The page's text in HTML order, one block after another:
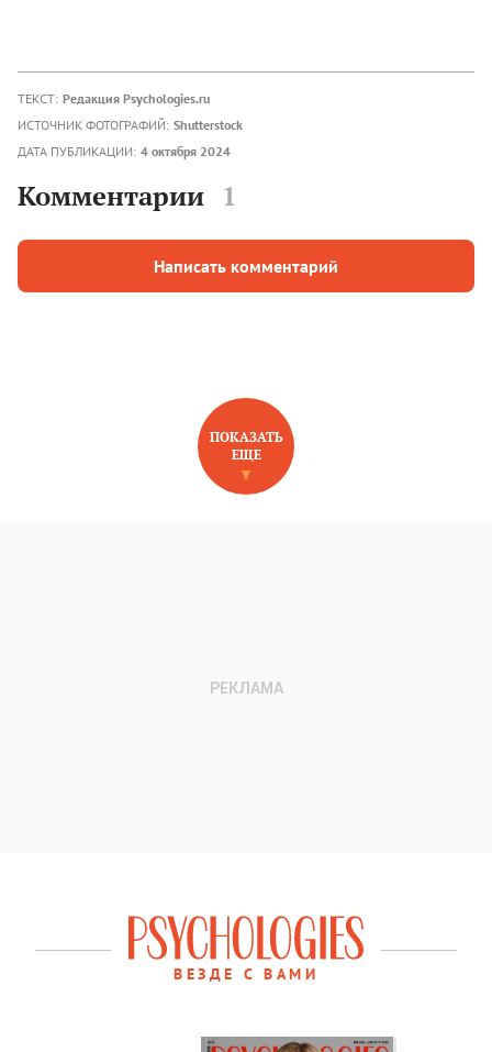
ТЕКСТ: Редакция Psychologies.ru
ИСТОЧНИК ФОТОГРАФИЙ: Shutterstock
ДАТА ПУБЛИКАЦИИ: 4 октября 2024
Комментарии 1
Написать комментарий
НОВОЕ НА САЙТЕ
ПОКАЗАТЬ
ЕЩЕ
ВЕЗДЕ С ВАМИ